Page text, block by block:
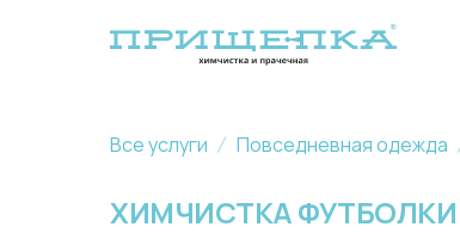
Все услуги Повседневная одежда
ХИМЧИСТКА ФУТБОЛКИ